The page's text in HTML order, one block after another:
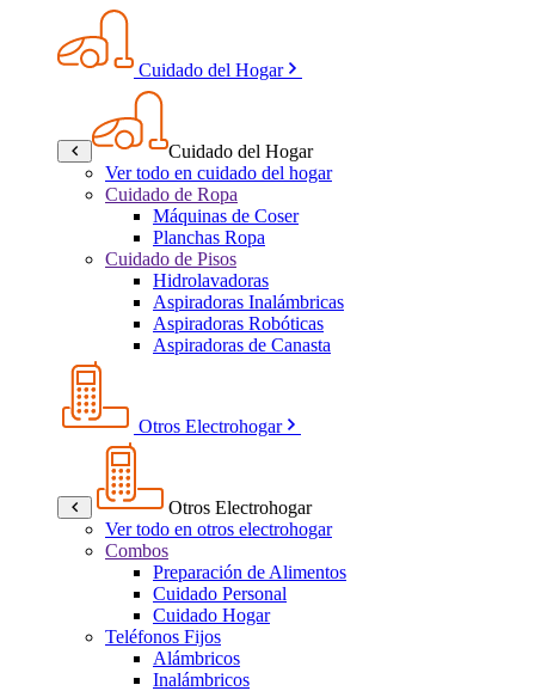
Cuidado del Hogar
Cuidado del Hogar
Ver todo en cuidado del hogar
Cuidado de Ropa
Máquinas de Coser
Planchas Ropa
Cuidado de Pisos
Hidrolavadoras
Aspiradoras Inalámbricas
Aspiradoras Robóticas
Aspiradoras de Canasta
Otros Electrohogar
Otros Electrohogar
Ver todo en otros electrohogar
Combos
Preparación de Alimentos
Cuidado Personal
Cuidado Hogar
Teléfonos Fijos
Alámbricos
Inalámbricos